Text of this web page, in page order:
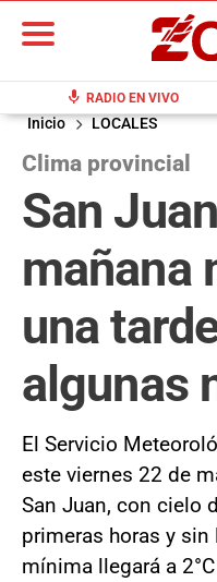
mic RADIO EN VIVO
Inicio LOCALES
Clima provincial
San
mañana
una
algunas
El Servicio
este viernes 22 de
San Juan, con cielo
primeras horas y
mínima llegará a